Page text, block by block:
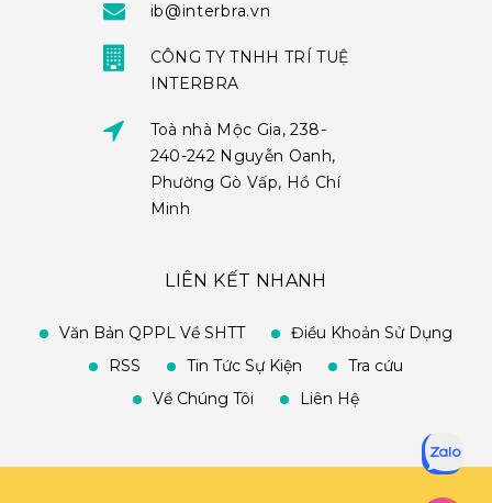
ib@interbra.vn
CÔNG TY TNHH TRÍ TUỆ
INTERBRA
Toà nhà Mộc Gia, 238-
240-242 Nguyễn Oanh,
Phường Gò Vấp, Hồ Chí
Minh
LIÊN KẾT NHANH
Văn Bản QPPL Về SHTT
Điều Khoản Sử Dụng
RSS
Tin Tức Sự Kiện
Tra cứu
Về Chúng Tôi
Liên Hệ